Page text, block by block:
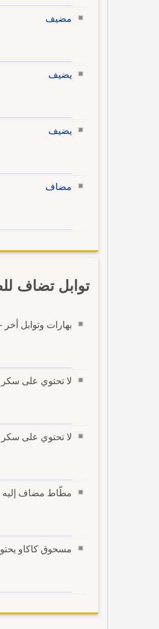
مضيف
يضيف
يضيف
مضاف
توابل تضاف
بهارات وتوابل أخر -
لا تحتوي على سكر
لا تحتوي على
مطّاط مضاف إليه
مسحوق كاكاو